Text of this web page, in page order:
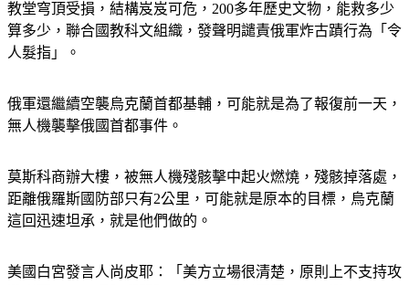
教堂穹頂受損，結構岌岌可危，200多年歷史文物，能救多少
算多少，聯合國教科文組織，發聲明譴責俄軍炸古蹟行為「令
人髮指」。
俄軍還繼續空襲烏克蘭首都基輔，可能就是為了報復前一天，
無人機襲擊俄國首都事件。
莫斯科商辦大樓，被無人機殘骸擊中起火燃燒，殘骸掉落處，
距離俄羅斯國防部只有2公里，可能就是原本的目標，烏克蘭
這回迅速坦承，就是他們做的。
美國白宮發言人尚皮耶：「美方立場很清楚，原則上不支持攻